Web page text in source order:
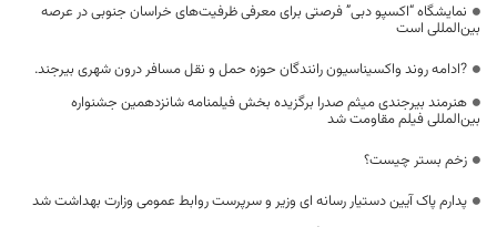
نمایشگاه “اکسپو دبی” فرصتی برای معرفی ظرفیت‌های خراسان جنوبی در عرصه
بین‌المللی است
?ادامه روند واکسیناسیون رانندگان حوزه حمل و نقل مسافر درون شهری بیرجند.
هنرمند بیرجندی میثم صدرا برگزیده بخش فیلمنامه شانزدهمین جشنواره
بین‌المللی فیلم مقاومت شد
زخم بستر چیست؟
پدارم پاک آیین دستیار رسانه ای وزیر و سرپرست روابط عمومی وزارت بهداشت شد